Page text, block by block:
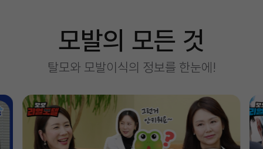
모발의 모든 것
탈모와 모발이식의 정보를 한눈에!